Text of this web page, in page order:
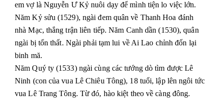
em vợ là Nguyễn Ư Kỷ nuôi dạy để mình tiện lo việc lớn.
Năm Kỷ sửu (1529), ngài đem quân về Thanh Hoa đánh
nhà Mạc, thắng trận liên tiếp. Năm Canh dần (1530), quân
ngài bị tổn thất. Ngài phải tạm lui về Ai Lao chỉnh đốn lại
binh mă.
Năm Quý ty (1533) ngài cùng các tướng dò tìm được Lê
Ninh (con của vua Lê Chiêu Tông), 18 tuổi, lập lên ngôi tức
vua Lê Trang Tông. Từ đó, hào kiệt theo về càng đông.